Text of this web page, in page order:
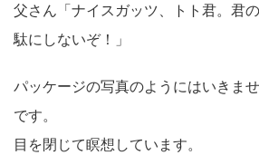
父さん「ナイスガッツ、トト君。君
駄にしないぞ！」
パッケージの写真のようにはいきま
です。
目を閉じて瞑想しています。